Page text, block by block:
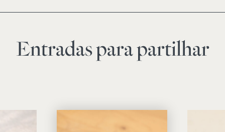
Entradas para partilhar